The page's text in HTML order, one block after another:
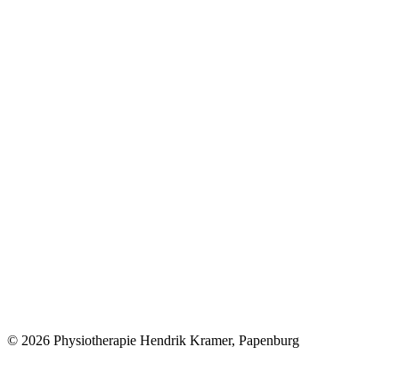
© 2026 Physiotherapie Hendrik Kramer, Papenburg